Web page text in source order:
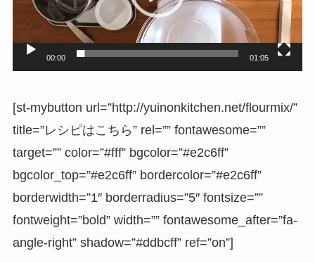
00:00 01:05
[st-mybutton url=”http://yuinonkitchen.net/flourmix/”
title=”レシピはこちら” rel=”” fontawesome=””
target=”” color=”#fff” bgcolor=”#e2c6ff”
bgcolor_top=”#e2c6ff” bordercolor=”#e2c6ff”
borderwidth=”1″ borderradius=”5″ fontsize=””
fontweight=”bold” width=”” fontawesome_after=”fa-
angle-right” shadow=”#ddbcff” ref=”on”]